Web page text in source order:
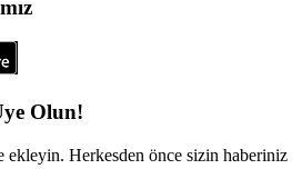
Olun!
ekleyin. Herkesden önce sizin haberiniz